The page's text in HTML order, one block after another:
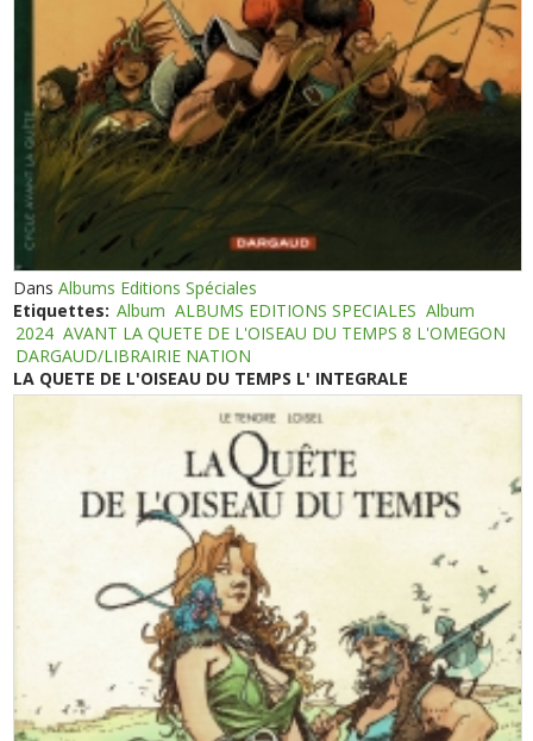
DansAlbums Editions Spéciales
Etiquettes: Album ALBUMS EDITIONS SPECIALES Album
2024 AVANT LA QUETE DE L'OISEAU DU TEMPS 8 L'OMEGON
DARGAUD/LIBRAIRIE NATION
LA QUETE DE L'OISEAU DU TEMPS L' INTEGRALE